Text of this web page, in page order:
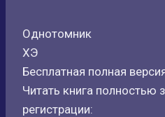
Однотомник
ХЭ
Бесплатная полная
Читать книга полностью
регистрации: